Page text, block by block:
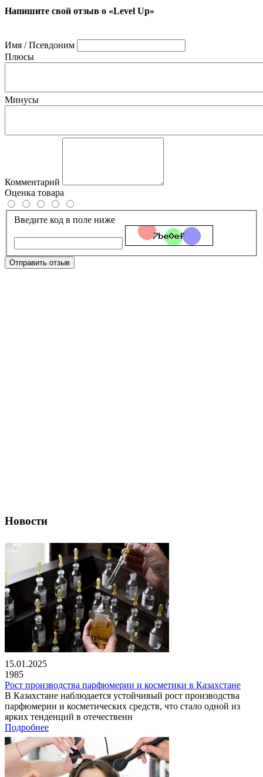
Напишите свой отзыв о «Level Up»
Имя / Псевдоним
Плюсы
Минусы
Комментарий
Оценка товара
Введите код в поле ниже
Отправить отзыв
Новости
15.01.2025
1985
Рост производства парфюмерии и косметики в Казахстане
В Казахстане наблюдается устойчивый рост производства
парфюмерии и косметических средств, что стало одной из
ярких тенденций в отечественн
Подробнее